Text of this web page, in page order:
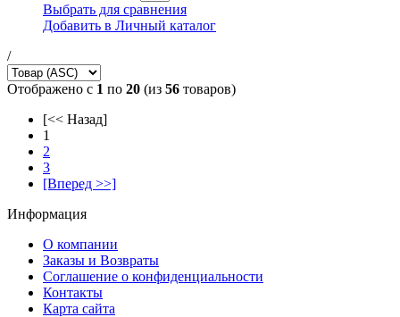
Выбрать для сравнения
Добавить в Личный каталог
/
Отображено с 1 по 20 (из 56 товаров)
[<< Назад]
1
2
3
[Вперед >>]
Информация
О компании
Заказы и Возвраты
Соглашение о конфиденциальности
Контакты
Карта сайта